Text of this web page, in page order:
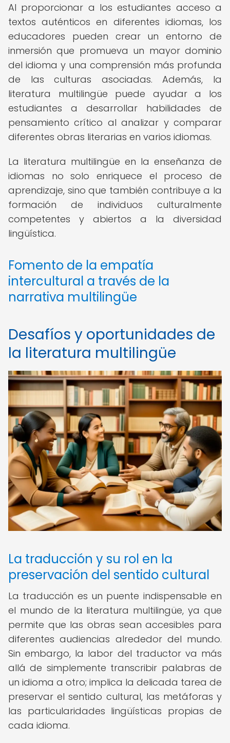
Al proporcionar a los estudiantes acceso a
textos auténticos en diferentes idiomas, los
educadores pueden crear un entorno de
inmersión que promueva un mayor dominio
del idioma y una comprensión más profunda
de las culturas asociadas. Además, la
literatura multilingüe puede ayudar a los
estudiantes a desarrollar habilidades de
pensamiento crítico al analizar y comparar
diferentes obras literarias en varios idiomas.
La literatura multilingüe en la enseñanza de
idiomas no solo enriquece el proceso de
aprendizaje, sino que también contribuye a la
formación de individuos culturalmente
competentes y abiertos a la diversidad
lingüística.
Fomento de la empatía
intercultural a través de la
narrativa multilingüe
Desafíos y oportunidades de
la literatura multilingüe
La traducción y su rol en la
preservación del sentido cultural
La traducción es un puente indispensable en
el mundo de la literatura multilingüe, ya que
permite que las obras sean accesibles para
diferentes audiencias alrededor del mundo.
Sin embargo, la labor del traductor va más
allá de simplemente transcribir palabras de
un idioma a otro; implica la delicada tarea de
preservar el sentido cultural, las metáforas y
las particularidades lingüísticas propias de
cada idioma.